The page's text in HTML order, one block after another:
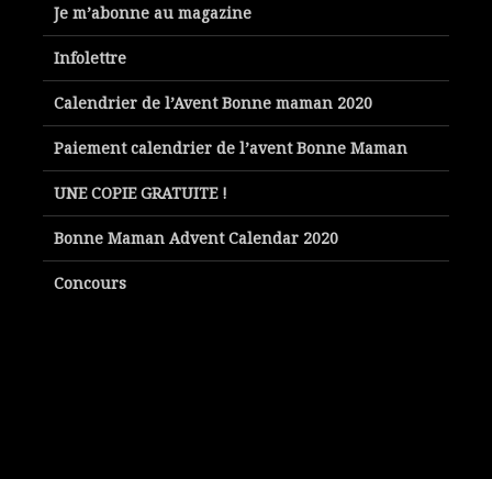
Je m’abonne au magazine
Infolettre
Calendrier de l’Avent Bonne maman 2020
Paiement calendrier de l’avent Bonne Maman
UNE COPIE GRATUITE !
Bonne Maman Advent Calendar 2020
Concours